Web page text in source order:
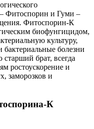
Фитоспорин и Гуми –
Фитоспорин-К
биофунгицидом,
культуру,
бактериальные болезни
брат, всегда
ростоускорение и
заморозков и
К